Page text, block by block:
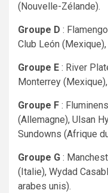
(Nouvelle-Zélande).
Groupe D :
Club León
Groupe E : River
Monterrey
Groupe F :
(Allemagne), Ulsan
Sundowns (Afrique
Groupe G :
(Italie), Wydad
arabes unis).